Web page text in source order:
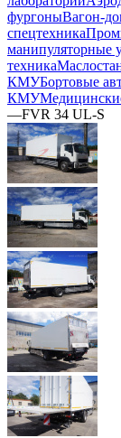
фургоныВагон-
спецтехника
манипуляторные
техника
КМУБортовые
КМУ
—FVR 34 UL-S